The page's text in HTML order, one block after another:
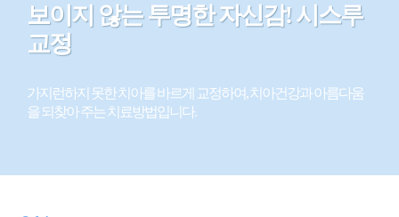
보이지 않는 투명한 자신감! 시스루
교정
가지런하지 못한 치아를 바르게 교정하여, 치아건강과 아름다움
을 되찾아 주는 치료방법입니다.